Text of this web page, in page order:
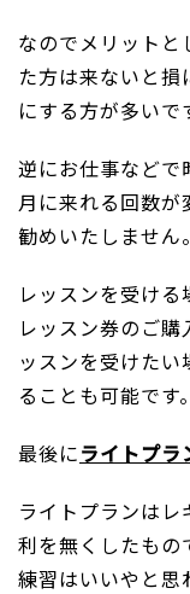
なのでメリット
た方は来ないと
にする方が多いで
逆にお仕事などで
月に来れる回数
勧めいたしません。
レッスンを受け
レッスン券のご
ッスンを受けた
ることも可能です。
最後にライトプラ
ライトプランは
利を無くしたもの
練習はいいやと思